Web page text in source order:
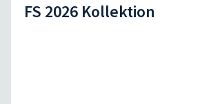
FS 2026 Kollektion